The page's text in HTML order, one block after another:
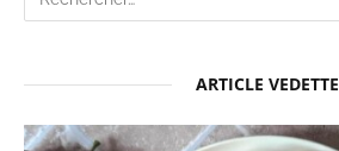
ARTICLE VEDETTE